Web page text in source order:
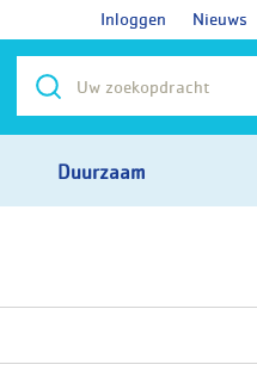
Inloggen Nieuws
Duurzaam